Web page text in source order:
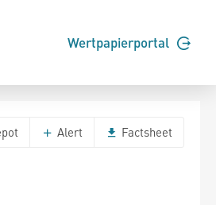
Wertpapierportal
Alert Factsheet